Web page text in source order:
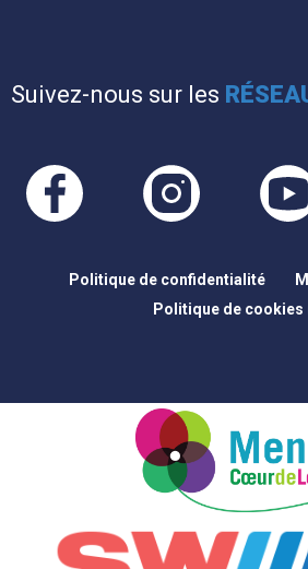
Suivez-nous sur les
Politique de confidentialité
Politique de cookies